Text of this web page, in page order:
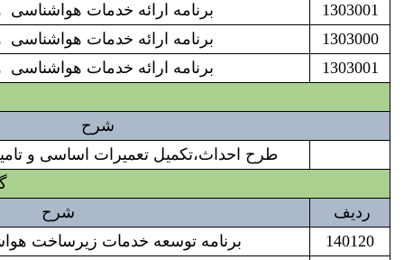
1303001
برنامه ارائه خدمات
1303000
برنامه ارائه خدمات
1303001
برنامه ارائه خدمات
شرح
طرح احداث،تکمیل تعمیرات اساسی و
ردیف
شرح
140120
برنامه توسعه خدمات زیرساخت هواشناسی